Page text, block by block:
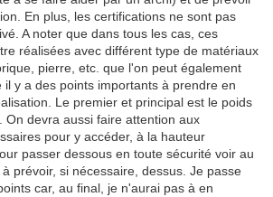
En plus, les certifications ne sont pas
A noter que dans tous les cas, ces
réalisées avec différent type de matériaux
pierre, etc. que l'on peut également
il y a des points importants à prendre en
Le premier et principal est le poids
On devra aussi faire attention aux
pour y accéder, à la hauteur
passer dessous en toute sécurité voir au
prévoir, si nécessaire, dessus. Je passe
car, au final, je n'aurai pas à en